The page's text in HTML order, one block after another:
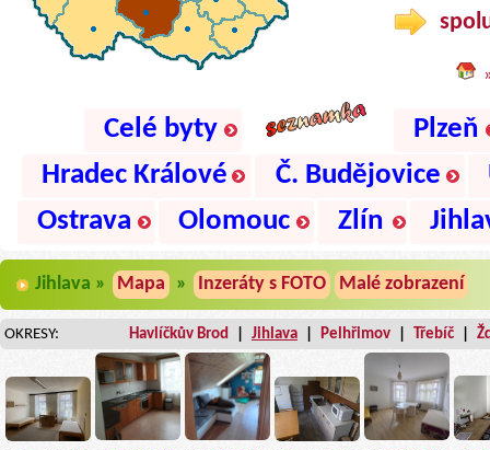
Celé byty
Plzeň
Hradec Králové
Č. Budějovice
Ostrava
Olomouc Zlín
Jihlava » Mapa » Inzeráty s FOTO Malé zobrazení
OKRESY: Havlíčkův Brod Jihlava Pelhřimov Třebíč